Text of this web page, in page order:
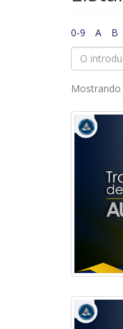
0-9 A B
Mostrando